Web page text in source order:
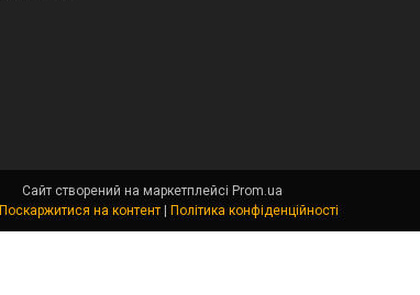
Сайт створений на маркетплейсі Prom.ua
Поскаржитися на контент Політика конфіденційності